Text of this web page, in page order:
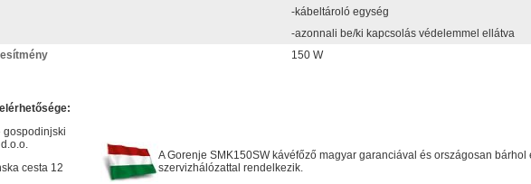
-kábeltároló egység
-azonnali be/ki kapcsolás védelemmel ellátva
150 W
gospodinjski
cesta 12
A Gorenje SMK150SW kávéfőző magyar garanciával és országosan
szervizhálózattal rendelkezik.